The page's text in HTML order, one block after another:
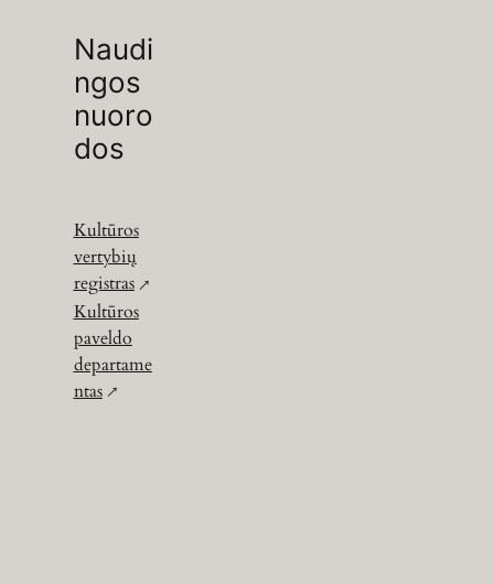
Naudi
ngos
nuoro
dos
Kultūros
vertybių
registras
Kultūros
paveldo
departame
ntas